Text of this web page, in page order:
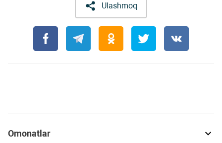
Ulashmoq
Omonatlar